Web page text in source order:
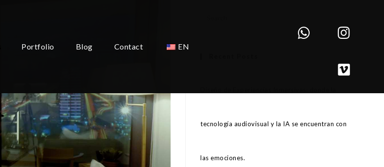
Portfolio Blog Contact EN
tecnología audiovisual y la IA se encuentran con
las emociones.